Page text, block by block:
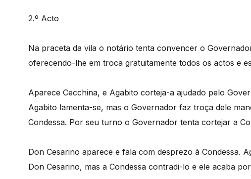
2.º Acto
Na praceta da vila o notário tenta convencer o
oferecendo-lhe em troca gratuitamente todos os actos e
Aparece Cecchina, e Agabito corteja-a ajudado pelo
Agabito lamenta-se, mas o Governador faz troça dele
Condessa. Por seu turno o Governador tenta cortejar a
Don Cesarino aparece e fala com desprezo à Condessa.
Don Cesarino, mas a Condessa contradi-lo e ele acaba